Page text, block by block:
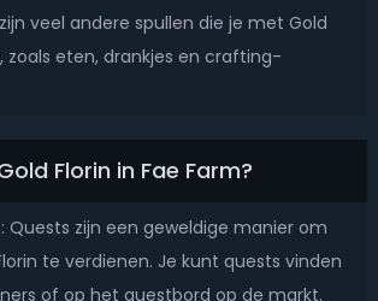
veel andere spullen die je met Gold
zoals eten, drankjes en crafting-
Florin in Fae Farm?
Quests zijn een geweldige manier om
te verdienen. Je kunt quests vinden
of op het questbord op de markt.